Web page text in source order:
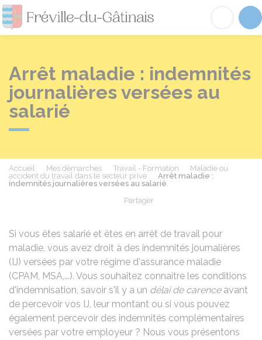
Fréville-du-
Arrêt maladie : indemnités
journalières versées au
salarié
Accueil Mes démarches Travail - Formation
Maladie ou
accident du travail dans le secteur privé
Arrêt maladie :
indemnités journalières versées au salarié
Partager
Si vous êtes salarié et êtes en arrêt de travail pour
maladie, vous avez droit à des indemnités journalières
(IJ) versées par votre régime d'assurance maladie
(CPAM, MSA,...). Vous souhaitez connaître les conditions
d'indemnisation, savoir s'il y a un délai de carenceavant
de percevoir vos IJ, leur montant ou si vous pouvez
également percevoir des indemnités complémentaires
versées par votre employeur ? Nous vous présentons